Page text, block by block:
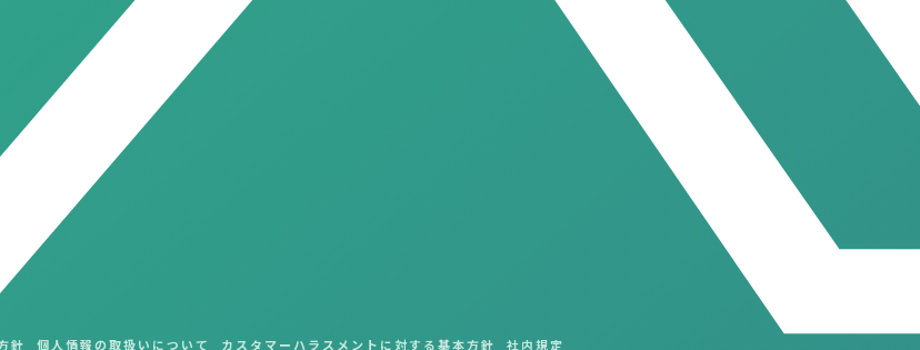
針 個人情報の取扱いについて カスタマーハラスメントに対する基本方針 社内規定